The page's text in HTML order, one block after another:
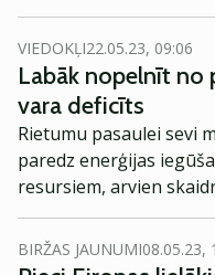
pakalpojumu
sektorā neslēpjas
ieguldīšanas iespējas.
VIEDOKĻI22.05.23, 09:06
Labāk nopelnīt no
vara deficīts
Rietumu pasaulei sevi
paredz enerģijas
resursiem, arvien
par sevi prasīs
lielā daļā gadījumos
šis process ir tālu no sludinātās
BIRŽAS JAUNUMI08.05.23,